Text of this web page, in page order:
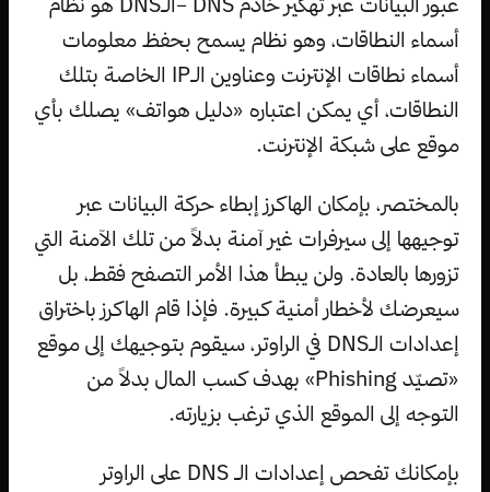
أسماء النطاقات، وهو نظام يسمح بحفظ معلومات
أسماء نطاقات الإنترنت وعناوين الـIP الخاصة بتلك
النطاقات، أي يمكن اعتباره «دليل هواتف» يصلك بأي
موقع على شبكة الإنترنت.
بالمختصر، بإمكان الهاكرز إبطاء حركة البيانات عبر
توجيهها إلى سيرفرات غير آمنة بدلاً من تلك الآمنة التي
تزورها بالعادة. ولن يبطأ هذا الأمر التصفح فقط، بل
سيعرضك لأخطار أمنية كبيرة. فإذا قام الهاكرز باختراق
إعدادات الـDNS في الراوتر، سيقوم بتوجيهك إلى موقع
«تصيّد Phishing» بهدف كسب المال بدلاً من
التوجه إلى الموقع الذي ترغب بزيارته.
بإمكانك تفحص إعدادات الـ DNS على الراوتر